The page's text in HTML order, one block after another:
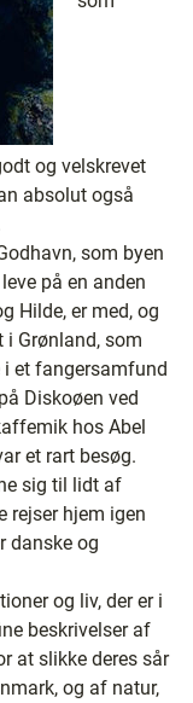
og velskrevet
absolut også
som byen
på en anden
Hilde, er med, og
Grønland, som
et fangersamfund
Diskoøen ved
hos Abel
et rart besøg.
sig til lidt af
rejser hjem igen
danske og
og liv, der er i
beskrivelser af
at slikke deres sår
og af natur,